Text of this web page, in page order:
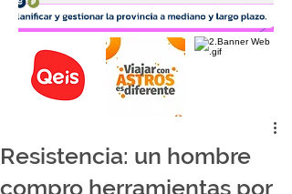
Resistencia: un hombre
compro herramientas por